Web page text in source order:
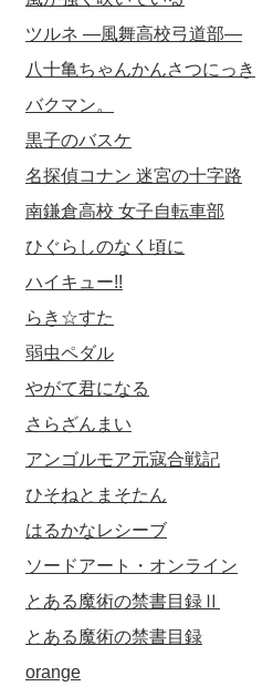
ツルネ ―風舞高校弓道部―
八十亀ちゃんかんさつにっき
バクマン。
黒子のバスケ
名探偵コナン 迷宮の十字路
南鎌倉高校 女子自転車部
ひぐらしのなく頃に
ハイキュー!!
らき☆すた
弱虫ペダル
やがて君になる
さらざんまい
アンゴルモア元寇合戦記
ひそねとまそたん
はるかなレシーブ
ソードアート・オンライン
とある魔術の禁書目録Ⅱ
とある魔術の禁書目録
orange